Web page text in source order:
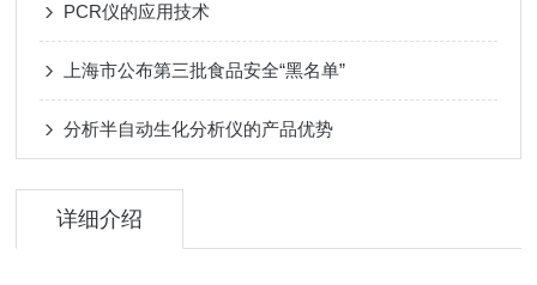
PCR仪的应用技术
上海市公布第三批食品安全“黑名单”
分析半自动生化分析仪的产品优势
详细介绍